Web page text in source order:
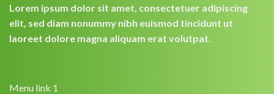
Lorem ipsum dolor sit amet, consectetuer adipiscing
elit, sed diam nonummy nibh euismod tincidunt ut
laoreet dolore magna aliquam erat volutpat.
Menu link 1